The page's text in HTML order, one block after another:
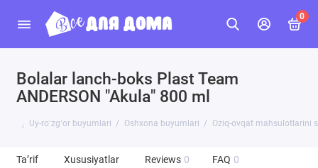
0
Bolalar lanch-boks Plast Team
ANDERSON "Akula" 800 ml
Uy-roʻzgʻor buyumlari Oshxona buyumlari Oziq-ovqat mahsulotlarini
Ta’rif Xususiyatlar Reviews 0 FAQ 0